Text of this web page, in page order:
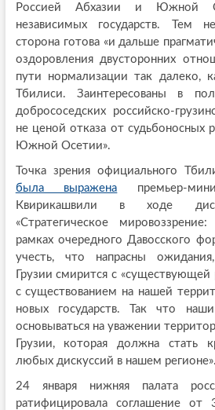
Россией Абхазии и Южной
независимых государств. Тем
сторона готова «и дальше
оздоровления двусторонних
пути нормализации так далеко,
Тбилиси. Заинтересованы в
добрососедских российско-
не ценой отказа от судьбоносных
Южной Осетии».
Точка зрения официального
была выражена премьер-
Квирикашвили в ходе
«Стратегическое
рамках очередного Давосского
учесть, что напрасны
Грузии смирится с «существующей
с существованием на нашей
новых государств. Так что
основываться на уважении
Грузии, которая должна стать
любых дискуссий в нашем регионе».
24 января нижняя палата
ратифицировала соглашение